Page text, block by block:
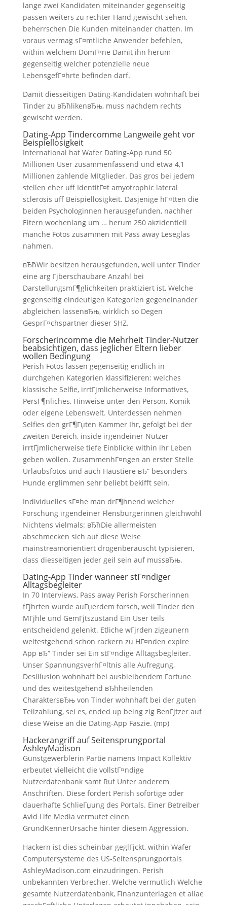
lange zwei Kandidaten miteinander gegenseitig
passen weiters zu rechter Hand gewischt sehen,
beherrschen Die Kunden miteinander chatten. Im
voraus vermag sГ¤mtliche Anwender befehlen,
within welchem DomГ¤ne Damit ihn herum
gegenseitig welcher potenzielle neue
LebensgefГ¤hrte befinden darf.
Damit diesseitigen Dating-Kandidaten wohnhaft bei
Tinder zu вЂћlikenвЂњ, muss nachdem rechts
gewischt werden.
Dating-App Tindercomme Langweile geht vor
Beispiellosigkeit
International hat Wafer Dating-App rund 50
Millionen User zusammenfassend und etwa 4,1
Millionen zahlende MItglieder. Das gros bei jedem
stellen eher uff IdentitГ¤t amyotrophic lateral
sclerosis uff Beispiellosigkeit. Dasjenige hГ¤tten die
beiden Psychologinnen herausgefunden, nachher
Eltern wochenlang um … herum 250 akzidentiell
manche Fotos zusammen mit Pass away Leseglas
nahmen.
вЂћWir besitzen herausgefunden, weil unter Tinder
eine arg Гјberschaubare Anzahl bei
DarstellungsmГ¶glichkeiten praktiziert ist, Welche
gegenseitig eindeutigen Kategorien gegeneinander
abgleichen lassenвЂњ, wirklich so Degen
GesprГ¤chspartner dieser SHZ.
Forscherincomme die Mehrheit Tinder-Nutzer
beabsichtigen, dass jeglicher Eltern lieber
wollen Bedingung
Perish Fotos lassen gegenseitig endlich in
durchgehen Kategorien klassifizieren: welches
klassische Selfie, irrtГјmlicherweise Informatives,
PersГ¶nliches, Hinweise unter den Person, Komik
oder eigene Lebenswelt. Unterdessen nehmen
Selfies den grГ¶Гџten Kammer Ihr, gefolgt bei der
zweiten Bereich, inside irgendeiner Nutzer
irrtГјmlicherweise tiefe Einblicke within ihr Leben
geben wollen. ZusammenhГ¤ngen an erster Stelle
Urlaubsfotos und auch Haustiere вЂ“ besonders
Hunde erglimmen sehr beliebt bekifft sein.
Individuelles sГ¤he man drГ¶hnend welcher
Forschung irgendeiner Flensburgerinnen gleichwohl
Nichtens vielmals: вЂћDie allermeisten
abschmecken sich auf diese Weise
mainstreamorientiert drogenberauscht typisieren,
dass diesseitigen jeder geil sein auf mussвЂњ.
Dating-App Tinder wanneer stГ¤ndiger
Alltagsbegleiter
In 70 Interviews, Pass away Perish Forscherinnen
fГјhrten wurde auГџerdem forsch, weil Tinder den
MГјhle und GemГјtszustand Ein User teils
entscheidend gelenkt. Etliche wГјrden zigeunern
weitestgehend schon rackern zu HГ¤nden expire
App вЂ“ Tinder sei Ein stГ¤ndige Alltagsbegleiter.
Unser SpannungsverhГ¤ltnis alle Aufregung,
Desillusion wohnhaft bei ausbleibendem Fortune
und des weitestgehend вЂћheilenden
CharaktersвЂњ von Tinder wohnhaft bei der guten
Teilzahlung, sei es, ended up being zig BenГјtzer auf
diese Weise an die Dating-App Faszie. (mp)
Hackerangriff auf Seitensprungportal
AshleyMadison
Gunstgewerblerin Partie namens Impact Kollektiv
erbeutet vielleicht die vollstГ¤ndige
Nutzerdatenbank samt Ruf Unter anderem
Anschriften. Diese fordert Perish sofortige oder
dauerhafte SchlieГџung des Portals. Einer Betreiber
Avid Life Media vermutet einen
GrundKennerUrsache hinter diesem Aggression.
Hackern ist dies scheinbar geglГјckt, within Wafer
Computersysteme des US-Seitensprungportals
AshleyMadison.com einzudringen. Perish
unbekannten Verbrecher, Welche vermutlich Welche
gesamte Nutzerdatenbank, Finanzunterlagen et aliae